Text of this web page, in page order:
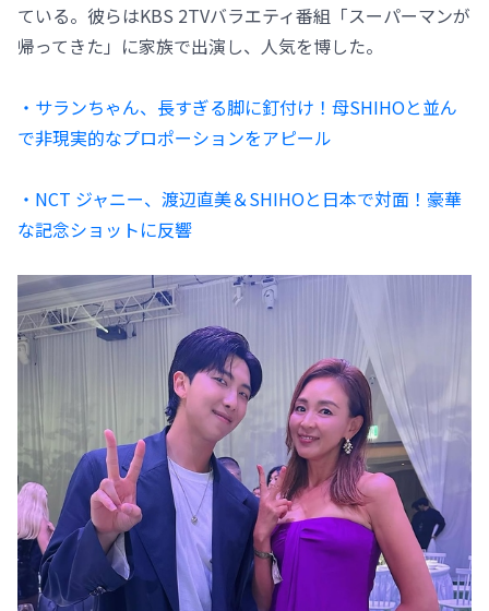
ている。彼らはKBS 2TVバラエティ番組「スーパーマンが
帰ってきた」に家族で出演し、人気を博した。
・サランちゃん、長すぎる脚に釘付け！母SHIHOと並ん
で非現実的なプロポーションをアピール
・NCT ジャニー、渡辺直美＆SHIHOと日本で対面！豪華
な記念ショットに反響